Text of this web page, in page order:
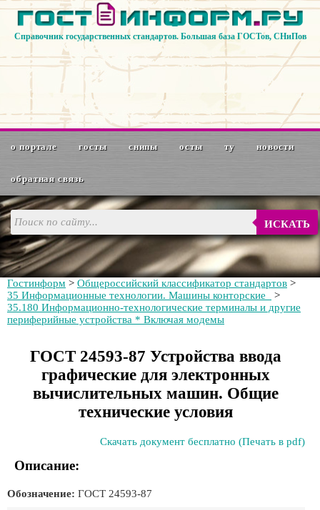
Справочник государственных стандартов. Большая база ГОСТов, СНиПов
о портале госты снипы осты ту новости
обратная связь
ИСКАТЬ
Гостинформ > Общероссийский классификатор стандартов >
35 Информационные технологии. Машины конторские
>
35.180 Информационно-технологические терминалы и другие
периферийные устройства * Включая модемы
ГОСТ 24593-87 Устройства ввода
графические для электронных
вычислительных машин. Общие
технические условия
Скачать документ бесплатно (Печать в pdf)
Описание:
Обозначение: ГОСТ 24593-87